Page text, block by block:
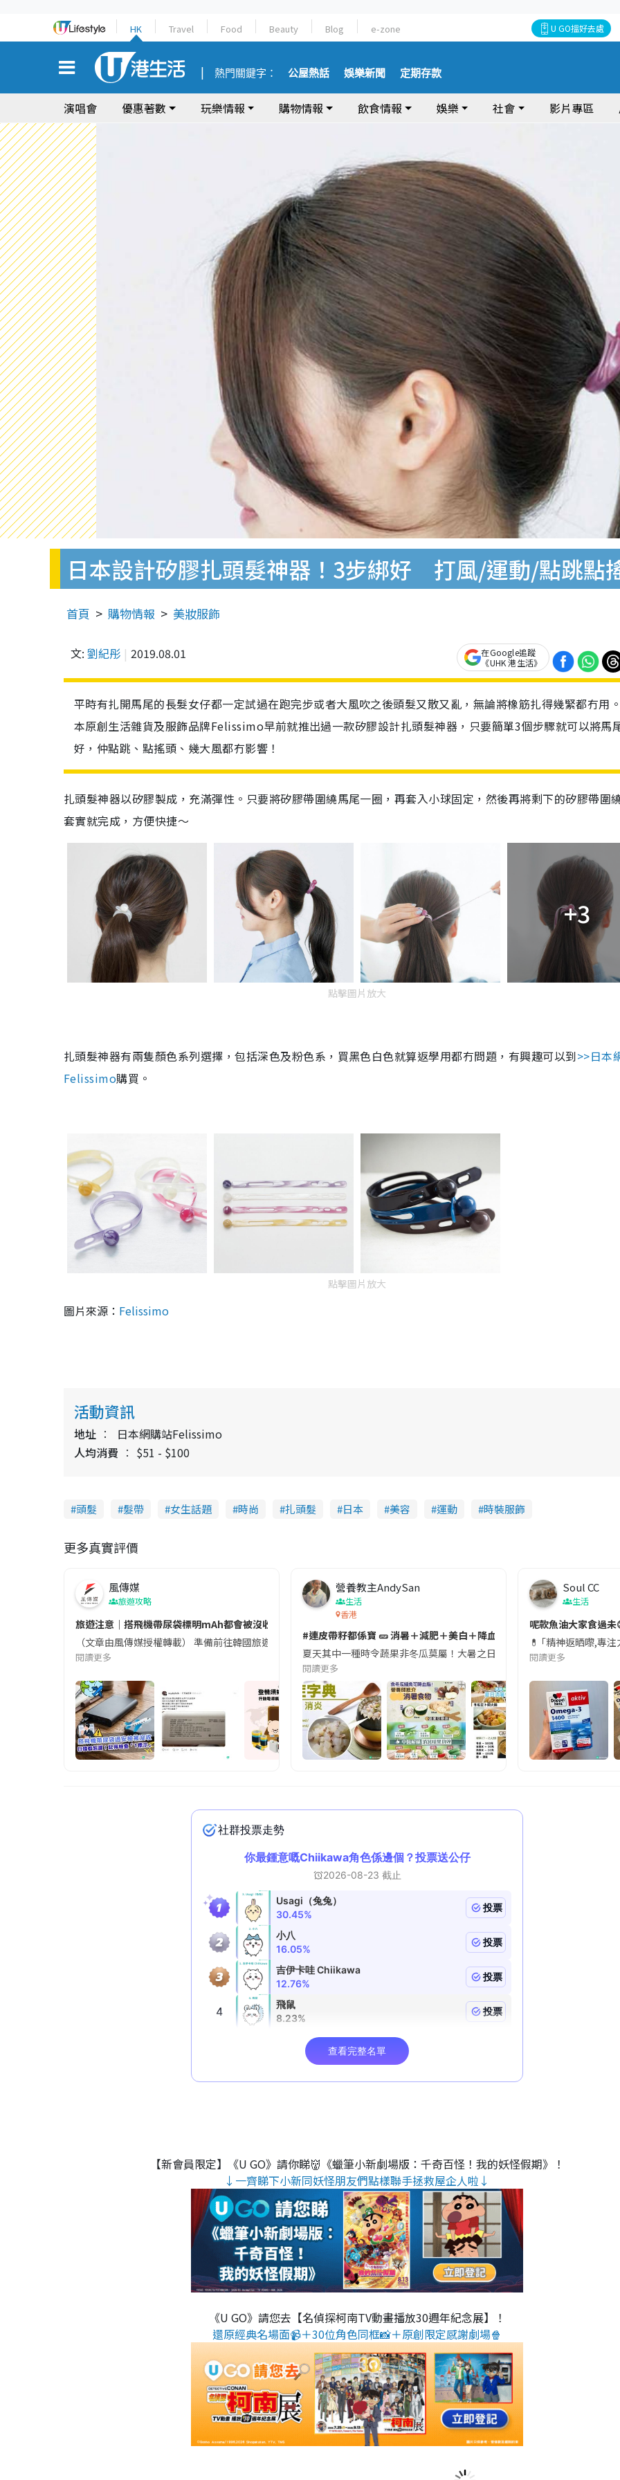
HK Travel Food Beauty Blog e-zone U GO搵好去處
熱門關鍵字： 公屋熱話 娛樂新聞 定期存款
演唱會 優惠著數 玩樂情報 購物情報 飲食情報 娛樂 社會 影片專區
日本設計矽膠扎頭髮神器！3步綁好 打風/運動/點跳點
首頁 購物情報 美妝服飾
文: 劉紀彤 2019.08.01
在Google追蹤
《UHK 港生活》
平時有扎開馬尾的長髮女仔都一定試過在跑完步或者大風吹之後頭髮又散又亂，無論將橡筋扎得幾緊都冇用
本原創生活雜貨及服飾品牌Felissimo早前就推出過一款矽膠設計扎頭髮神器，只要簡單3個步驟就可以將馬
好，仲點跳、點搖頭、幾大風都冇影響！
扎頭髮神器以矽膠製成，充滿彈性。只要將矽膠帶圍繞馬尾一圈，再套入小球固定，然後再將剩下的矽膠帶圍
套實就完成，方便快捷～
+3
點擊圖片放大
扎頭髮神器有兩隻顏色系列選擇，包括深色及粉色系，買黑色白色就算返學用都冇問題，有興趣可以到>>日本
Felissimo購買 。
點擊圖片放大
圖片來源： Felissimo
活動資訊
地址
日本網購站Felissimo
人均消費
$51 - $100
頭髮 髮帶 女生話題 時尚 扎頭髮 日本 美容 運動 時裝服飾
更多真實評價
風傳媒
旅遊攻略
旅遊注意｜搭飛機帶尿袋標明mAh都會被沒收😱出發前切記檢查「1標示」🚨
（文章由風傳媒授權轉載） 準備前往韓國旅遊的民眾，近期要特別留意隨身行李中的行動電源。一名旅客日前在機場安檢
閱讀更多
營養教主AndySan
生活
香港
#連皮帶籽都係寶 🥒 消暑＋減肥＋美白＋降血脂
夏天其中一種時令蔬果非冬瓜莫屬！大暑之日，點都要飲碗冬瓜湯消暑
閱讀更多
Soul CC
生活
呢款魚油大家食過未
💊 ｢精神返晒嚟,專
閱讀更多
【新會員限定】《U GO》請你睇👹《蠟筆小新劇場版：千奇百怪！我的妖怪假期》！
↓一齊睇下小新同妖怪朋友們點樣聯手拯救屋企人啦↓
《U GO》請您去【名偵探柯南TV動畫播放30週年紀念展】！
還原經典名場面📹＋30位角色同框📸＋原創限定感謝劇場🍿